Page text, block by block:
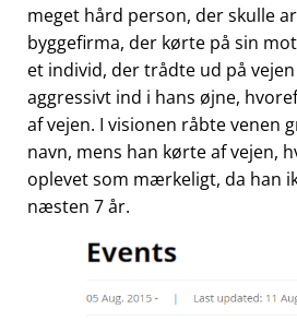
meget hård person, der skulle
byggefirma, der kørte på sin
et individ, der trådte ud på
aggressivt ind i hans øjne,
af vejen. I visionen råbte venen
navn, mens han kørte af vejen,
oplevet som mærkeligt, da han
næsten 7 år.